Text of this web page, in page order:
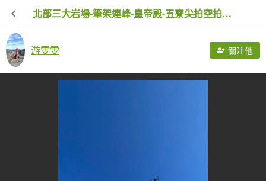
北部三大岩場-筆架連峰-皇帝殿-五寮尖拍空拍寫真💙
游雯雯 關注他